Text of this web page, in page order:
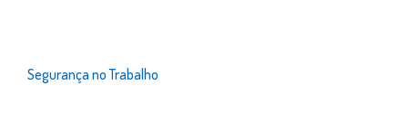
Segurança no Trabalho